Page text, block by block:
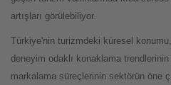
artışları görülebiliyor.
Türkiye'nin turizmdeki küresel
deneyim odaklı konaklama
markalama süreçlerinin sektörün öne